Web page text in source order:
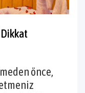
önce,